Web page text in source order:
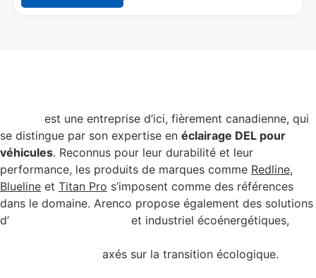
est une entreprise d’ici, fièrement canadienne, qui
se distingue par son expertise en éclairage DEL pour
véhicules. Reconnus pour leur durabilité et leur
performance, les produits de marques comme Redline,
Blueline et Titan Pro s’imposent comme des références
dans le domaine. Arenco propose également des solutions
d’
et industriel écoénergétiques,
axés sur la transition écologique.